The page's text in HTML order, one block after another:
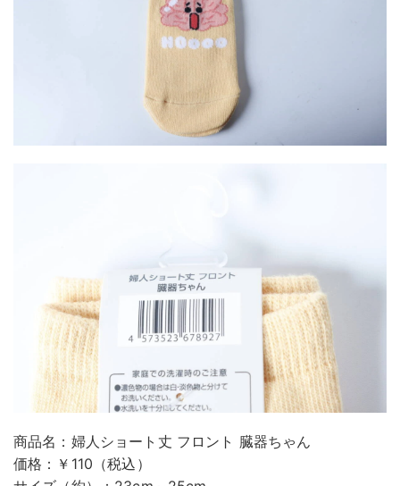
商品名：婦人ショート丈 フロント 臓器ちゃん
価格：￥110（税込）